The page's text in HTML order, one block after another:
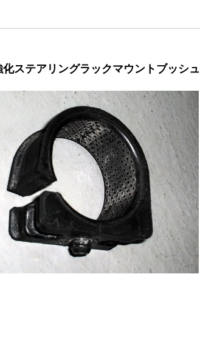
化ステアリングラックマウントブッシュ